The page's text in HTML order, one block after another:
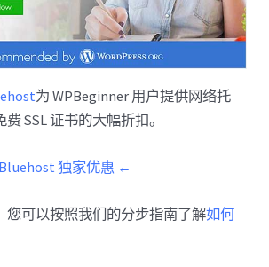
为 WPBeginner 用户提供网络托
SSL 证书的大幅折扣。
独家优惠 ←
您可以按照我们的分步指南了解如何